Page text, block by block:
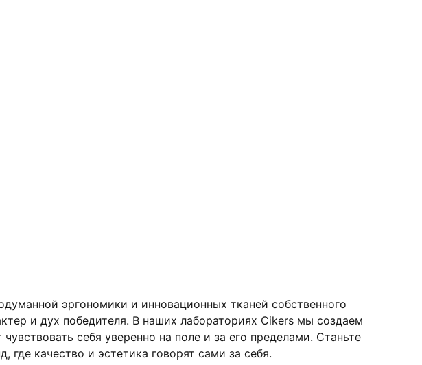
эргономики и инновационных тканей собственного
и дух победителя. В наших лабораториях Cikers мы создаем
себя уверенно на поле и за его пределами. Станьте
качество и эстетика говорят сами за себя.